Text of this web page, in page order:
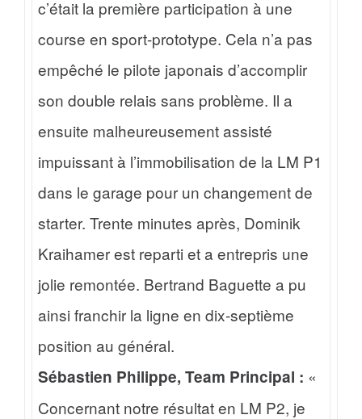
c’était la première participation à une
course en sport-prototype. Cela n’a pas
empêché le pilote japonais d’accomplir
son double relais sans problème. Il a
ensuite malheureusement assisté
impuissant à l’immobilisation de la LM P1
dans le garage pour un changement de
starter. Trente minutes après, Dominik
Kraihamer est reparti et a entrepris une
jolie remontée. Bertrand Baguette a pu
ainsi franchir la ligne en dix-septième
position au général.
Sébastien Philippe, Team Principal : «
Concernant notre résultat en LM P2, je